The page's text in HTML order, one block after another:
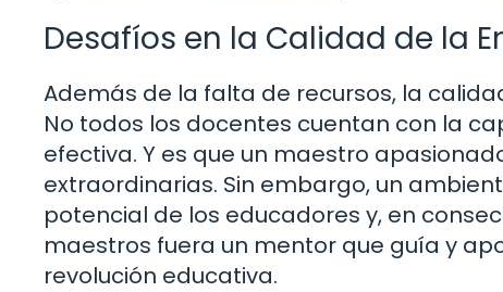
Desafíos en la Calidad de la
Además de la falta de recursos, la
No todos los docentes cuentan con la
efectiva. Y es que un maestro
extraordinarias. Sin embargo, un
potencial de los educadores y, en
maestros fuera un mentor que guía y
revolución educativa.